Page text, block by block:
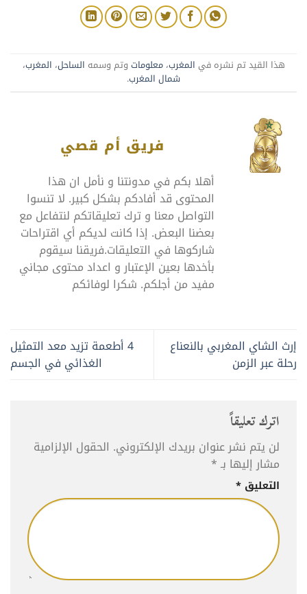
هذا القيد تم نشره في المغرب،معلومات وتم وسمه الساحل، المغرب،
شمال المغرب.
فريق أم قصي
أهلا بكم في مدونتنا و نأمل ان هذا
المحتوى قد أفادكم بشكل كبير. لا تنسوا
التواصل معنا و ترك تعليقاتكم لنتفاعل مع
بعضنا البعض. إذا كانت لديكم أي اقتراحات
شاركوها في التعليقات.فريقنا سيقوم
بأخدها بعين الإعتبار و اعداد محتوى مجاني
مفيد من أجلكم. شكرا لوفائكم
إرث الشاي المغربي بالنعناع
رحلة عبر الزمن
4 أطعمة تزيد معد التمثيل
الغذائي في الجسم
اترك تعليقاً
لن يتم نشر عنوان بريدك الإلكتروني. الحقول الإلزامية
مشار إليها بـ*
التعليق *